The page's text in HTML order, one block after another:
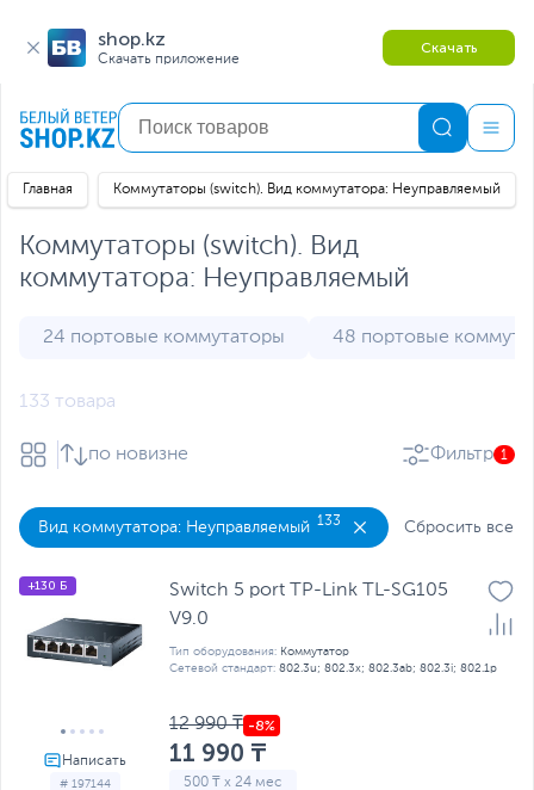
shop.kz
Скачать приложение
Скачать
Главная Коммутаторы (switch). Вид коммутатора: Неуправляемый
Коммутаторы (switch). Вид
коммутатора: Неуправляемый
24 портовые коммутаторы 48 портовые
133 товара
по новизне Фильтр 1
Вид коммутатора: Неуправляемый 133 Сбросить все
# 197144
+130 Б
Switch 5 port TP-Link TL-SG105
V9.0
Тип оборудования: Коммутатор
Сетевой стандарт: 802.3u; 802.3x; 802.3ab; 802.3i; 802.1р
12 990 ₸
11 990 ₸
500 ₸ x 24 мес